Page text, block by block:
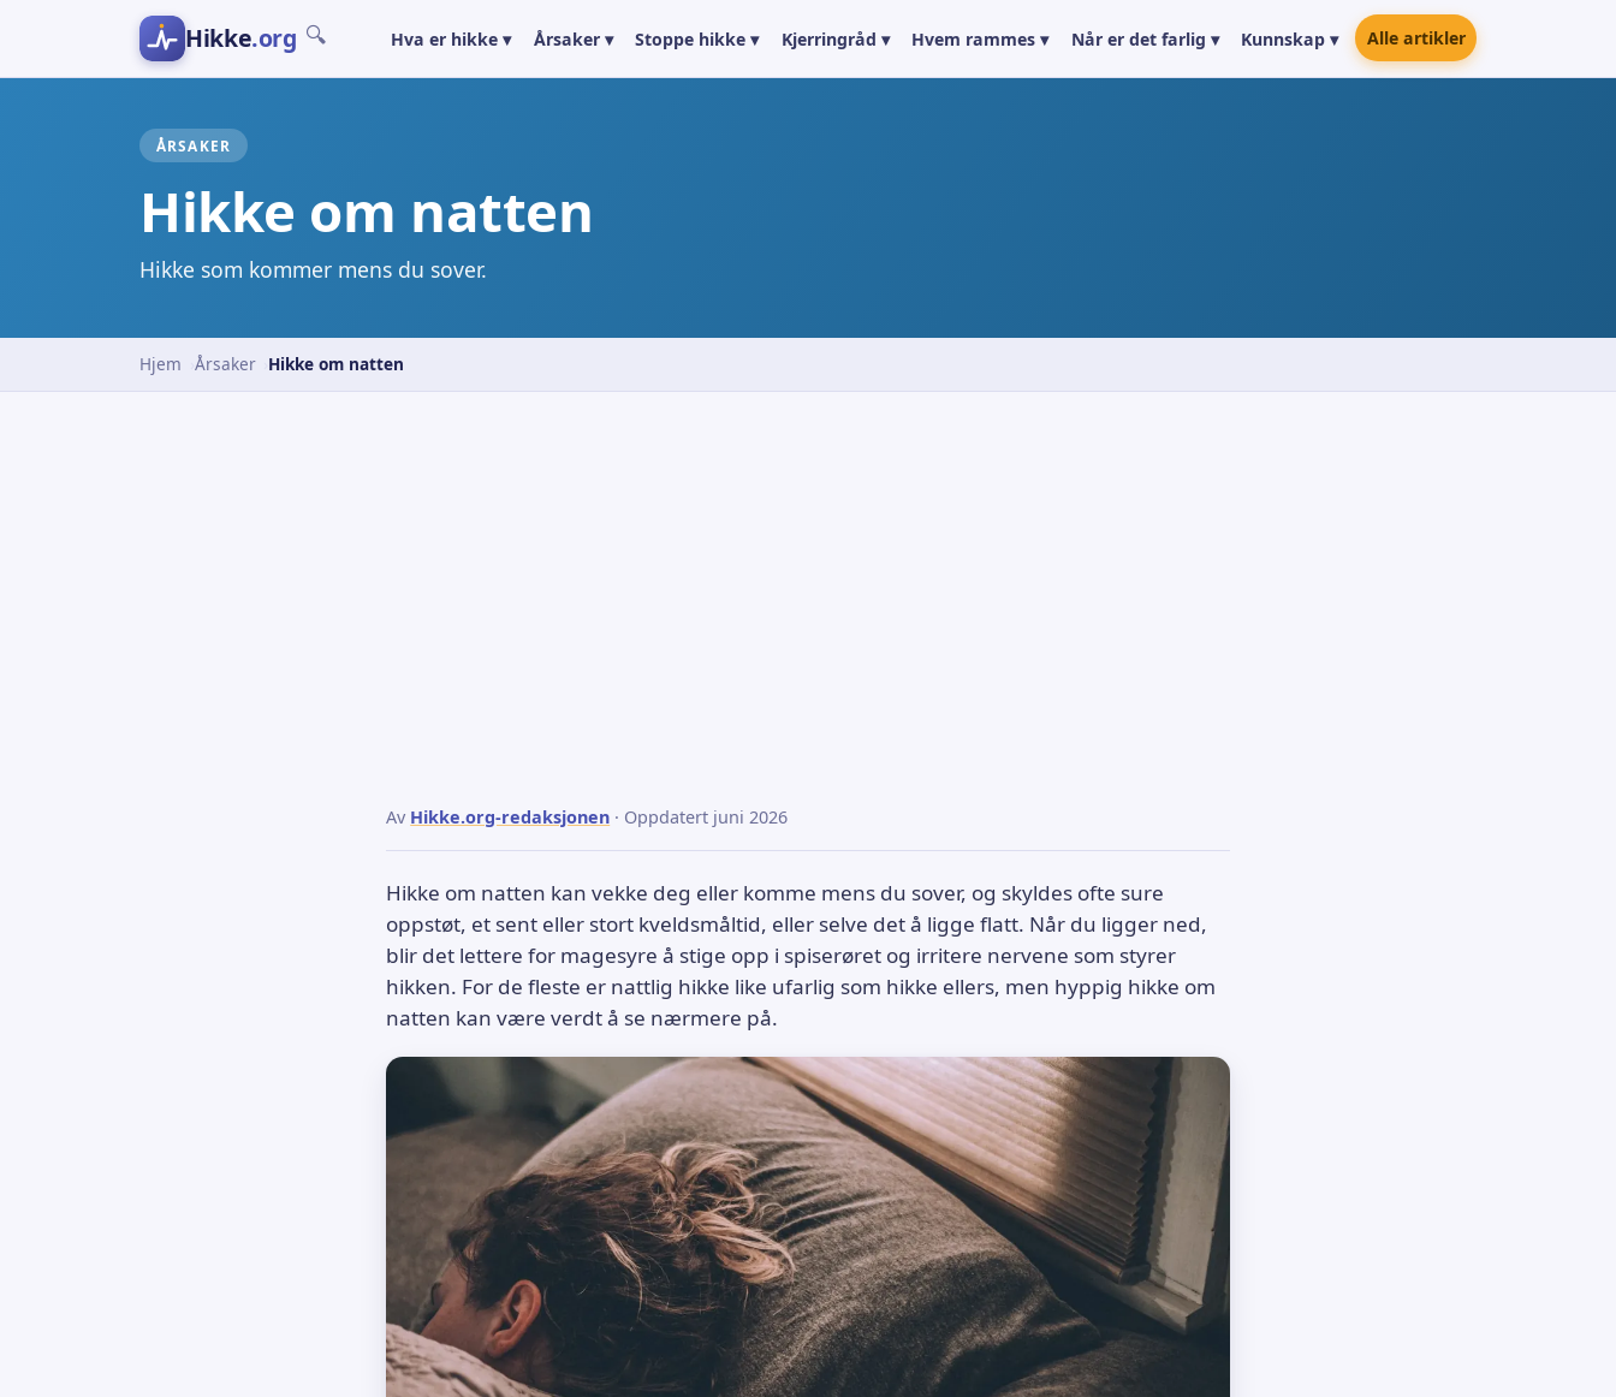
Hikke.org 🔍 Hva er hikke ▾ Årsaker ▾ Stoppe hikke ▾ Kjerringråd ▾ Hvem rammes ▾ Når er det farlig ▾ Kunnskap ▾ Alle artikler
ÅRSAKER
Hikke om natten
Hikke som kommer mens du sover.
Hjem Årsaker Hikke om natten
Av Hikke.org-redaksjonen · Oppdatert juni 2026
Hikke om natten kan vekke deg eller komme mens du sover, og skyldes ofte sure
oppstøt, et sent eller stort kveldsmåltid, eller selve det å ligge flatt. Når du ligger ned,
blir det lettere for magesyre å stige opp i spiserøret og irritere nervene som styrer
hikken. For de fleste er nattlig hikke like ufarlig som hikke ellers, men hyppig hikke om
natten kan være verdt å se nærmere på.